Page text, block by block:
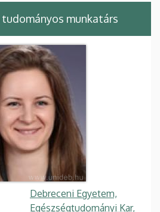
tudományos munkatárs
Debreceni Egyetem,
Egészségtudományi Kar,